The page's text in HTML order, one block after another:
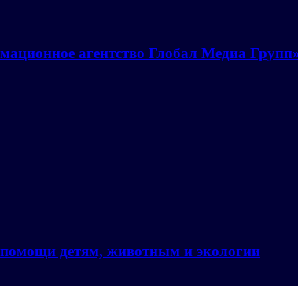
агентство Глобал Медиа
детям, животным и экологии